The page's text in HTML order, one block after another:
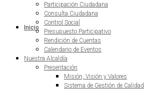
Inicio
Participación Ciudadana
Consulta Ciudadana
Control Social
Presupuesto Participativo
Rendición de Cuentas
Calendario de Eventos
Nuestra Alcaldía
Presentación
Misión, Visión y Valores
Sistema de Gestión de Calidad